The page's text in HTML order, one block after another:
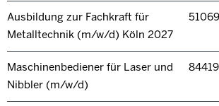
Ausbildung zur Fachkraft für
Metalltechnik (m/w/d) Köln 2027
Maschinenbediener für Laser und
Nibbler (m/w/d)